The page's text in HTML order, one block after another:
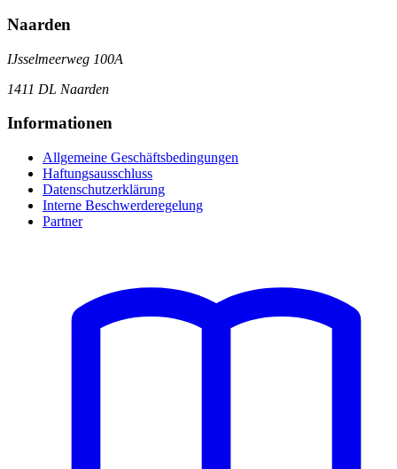
Naarden
IJsselmeerweg 100A
1411 DL Naarden
Informationen
Allgemeine Geschäftsbedingungen
Haftungsausschluss
Datenschutzerklärung
Interne Beschwerderegelung
Partner